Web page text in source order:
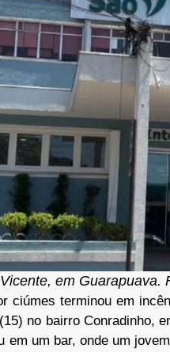
em Guarapuava.
ciúmes terminou em
no bairro Conradinho,
em um bar, onde um